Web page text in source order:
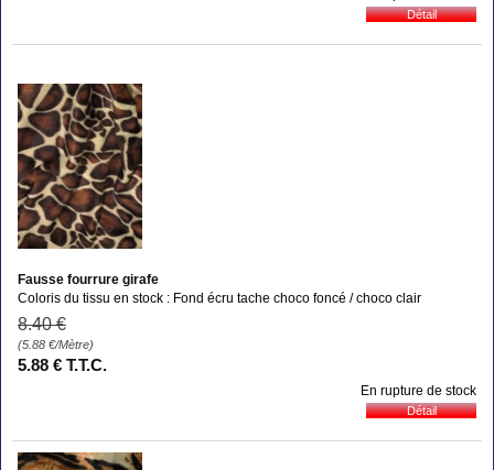
Fausse fourrure girafe
Coloris du tissu en stock : Fond écru tache choco foncé / choco clair
8.40 €
(5.88 €/Mètre)
5.88 € T.T.C.
En rupture de stock